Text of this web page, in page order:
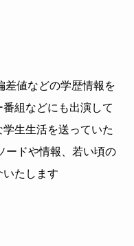
差値などの学歴情報を
組などにも出演して
生生活を送っていた
ードや情報、若い頃の
たします